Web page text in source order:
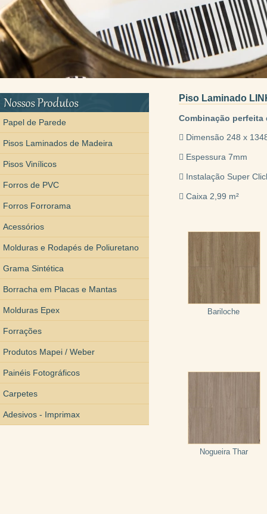
Papel de Parede
Pisos Laminados de Madeira
Pisos Vinílicos
Forros de PVC
Forros Forrorama
Acessórios
Molduras e Rodapés de Poliuretano
Grama Sintética
Borracha em Placas e Mantas
Molduras Epex
Forrações
Produtos Mapei / Weber
Painéis Fotográficos
Carpetes
Adesivos - Imprimax
Piso Laminado
Combinação perfeita
 Dimensão 248 x
 Espessura 7mm
 Instalação Super
 Caixa 2,99 m²
Bariloche
Nogueira Thar